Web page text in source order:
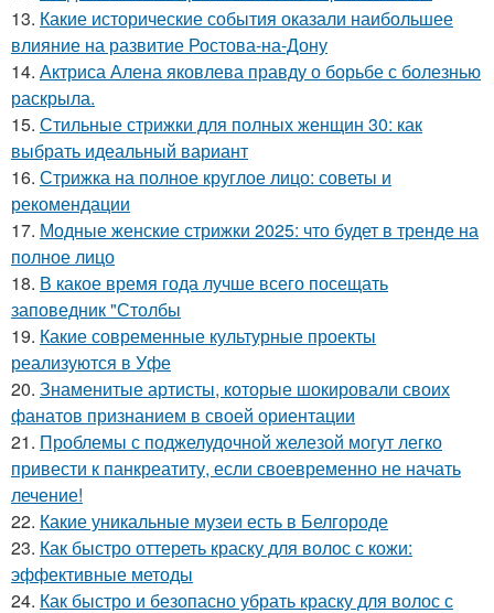
13. Какие исторические события оказали наибольшее
влияние на развитие Ростова-на-Дону
14. Актриса Алена яковлева правду о борьбе с болезнью
раскрыла.
15. Стильные стрижки для полных женщин 30: как
выбрать идеальный вариант
16. Стрижка на полное круглое лицо: советы и
рекомендации
17. Модные женские стрижки 2025: что будет в тренде на
полное лицо
18. В какое время года лучше всего посещать
заповедник "Столбы
19. Какие современные культурные проекты
реализуются в Уфе
20. Знаменитые артисты, которые шокировали своих
фанатов признанием в своей ориентации
21. Проблемы с поджелудочной железой могут легко
привести к панкреатиту, если своевременно не начать
лечение!
22. Какие уникальные музеи есть в Белгороде
23. Как быстро оттереть краску для волос с кожи:
эффективные методы
24. Как быстро и безопасно убрать краску для волос с